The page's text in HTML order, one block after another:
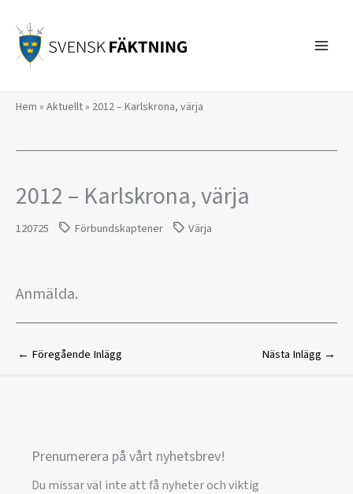
innehåll
Hem » Aktuellt» 2012 – Karlskrona, värja
2012 – Karlskrona, värja
120725 Förbundskaptener Värja
Anmälda.
← Föregående Inlägg Nästa Inlägg →
Prenumerera på vårt nyhetsbrev!
Du missar väl inte att få nyheter och viktig